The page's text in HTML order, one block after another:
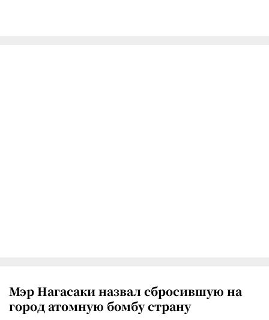
Мэр Нагасаки назвал сбросившую на
город атомную бомбу страну